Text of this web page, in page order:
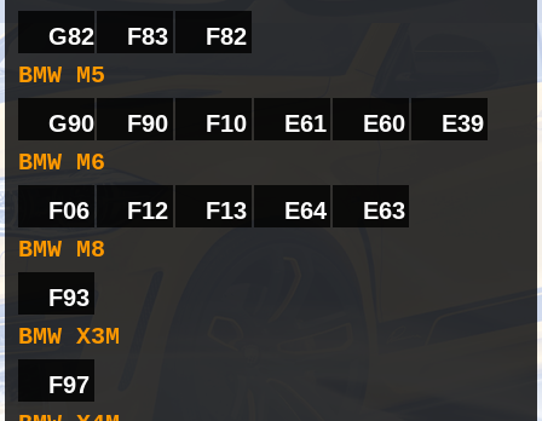
G82 F83 F82
BMW M5
G90 F90 F10 E61 E60 E39
BMW M6
F06 F12 F13 E64 E63
BMW M8
F93
BMW X3M
F97